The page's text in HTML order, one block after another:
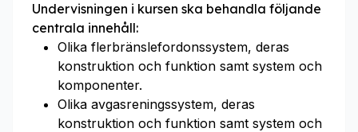
Undervisningen i kursen ska behandla följande
centrala innehåll:
Olika flerbränslefordonssystem, deras
konstruktion och funktion samt system och
komponenter.
Olika avgasreningssystem, deras
konstruktion och funktion samt system och